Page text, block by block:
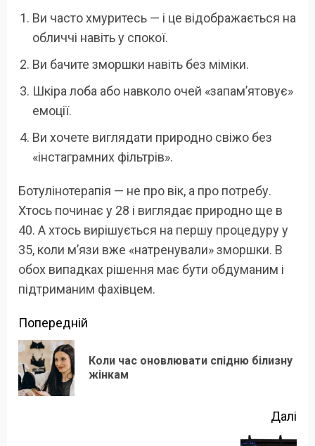
Ви часто хмуритесь — і це відображається на
обличчі навіть у спокої.
Ви бачите зморшки навіть без міміки.
Шкіра лоба або навколо очей «запам’ятовує»
емоції.
Ви хочете виглядати природно свіжо без
«інстаграмних фільтрів».
Ботулінотерапія — не про вік, а про потребу.
Хтось починає у 28 і виглядає природно ще в
40. А хтось вирішується на першу процедуру у
35, коли м’язи вже «натренували» зморшки. В
обох випадках рішення має бути обдуманим і
підтриманим фахівцем.
Продовжити
читання
Попередній
Коли час оновлювати спідню білизну
жінкам
Далі